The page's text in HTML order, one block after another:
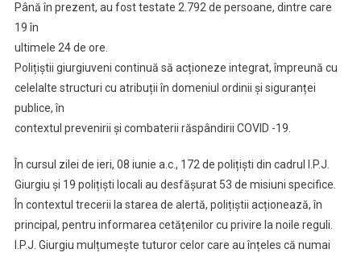
Până în prezent, au fost testate 2.792 de persoane, dintre care
19 în
ultimele 24 de ore.
Polițiștii giurgiuveni continuă să acționeze integrat, împreună cu
celelalte structuri cu atribuții în domeniul ordinii și siguranței
publice, în
contextul prevenirii și combaterii răspândirii COVID -19.
În cursul zilei de ieri, 08 iunie a.c., 172 de polițiști din cadrul I.P.J.
Giurgiu și 19 polițiști locali au desfășurat 53 de misiuni specifice.
În contextul trecerii la starea de alertă, polițiștii acționează, în
principal, pentru informarea cetățenilor cu privire la noile reguli.
I.P.J. Giurgiu mulțumește tuturor celor care au înțeles că numai